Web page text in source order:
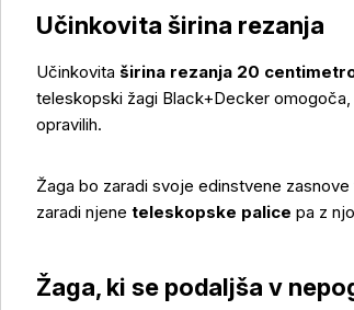
Več o izdelku
Učinkovita širina rezanja
Učinkovita širina rezanja 20
teleskopski žagi Black+Decker
opravilih.
Žaga bo zaradi svoje edinstvene
zaradi njene teleskopske palice pa z
Žaga, ki se podaljša v